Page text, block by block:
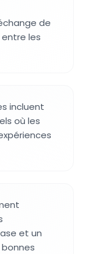
de
les
incluent
où les
et un